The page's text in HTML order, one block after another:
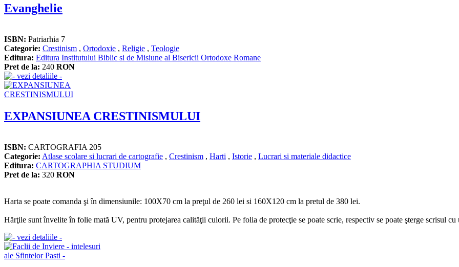
Evanghelie
ISBN: Patriarhia 7
Categorie: Crestinism , Ortodoxie , Religie , Teologie
Editura: Editura Institutului Biblic si de Misiune al Bisericii Ortodoxe Romane
Pret de la: 240 RON
EXPANSIUNEA CRESTINISMULUI
ISBN: CARTOGRAFIA 205
Categorie: Atlase scolare si lucrari de cartografie , Crestinism , Harti , Istorie , Lucrari si materiale didactice
Editura: CARTOGRAPHIA STUDIUM
Pret de la: 320 RON
Harta se poate comanda şi în dimensiunile: 100X70 cm la preţul de 260 lei si 160X120 cm la pretul de 380 lei.
Hărţile sunt învelite în folie mată UV, pentru protejarea calităţii culorii. Pe folia de protecţie se poate scrie, respectiv se poate şterge scrisul cu